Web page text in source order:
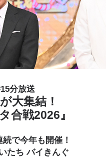
分放送
大集結！
合戦2026』
で今年も開催！
たち バイきんぐ